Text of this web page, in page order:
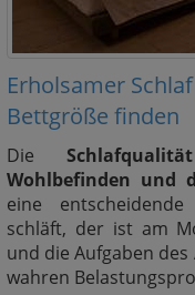
Erholsamer
Bettgröße finden
Die Schlafqualität
Wohlbefinden und
eine
schläft, der ist am
und die Aufgaben
wahren